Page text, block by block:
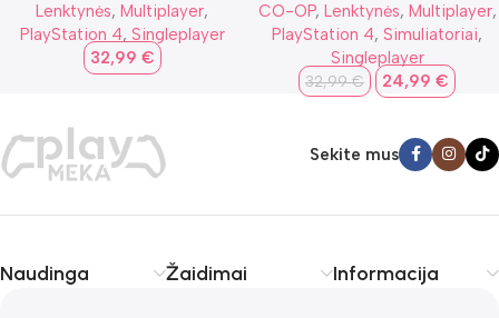
Lenktynės, Multiplayer,
PlayStation 4, Singleplayer
32,99 €
CO-OP, Lenktynės, Multiplayer,
PlayStation 4, Simuliatoriai,
Singleplayer
32,99€ 24,99 €
Sekite mus
Naudinga Žaidimai Informacija